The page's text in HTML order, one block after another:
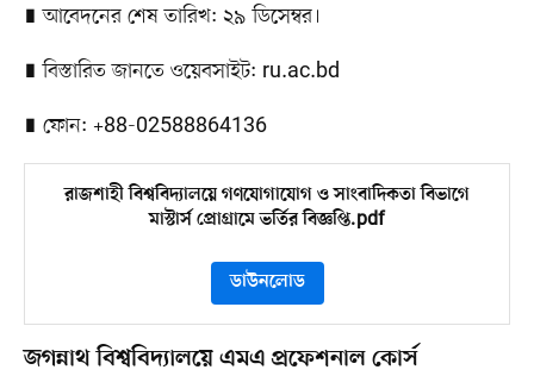
∎ আবেদনের শেষ তারিখ: ২৯ ডিসেম্বর।
∎ বিস্তারিত জানতে ওয়েবসাইট: ru.ac.bd
∎ ফোন: +88-02588864136
রাজশাহী বিশ্ববিদ্যালয়ে গণযোগাযোগ ও সাংবাদিকতা বিভাগে
মাস্টার্স প্রোগ্রামে ভর্তির বিজ্ঞপ্তি.pdf
ডাউনলোড
জগন্নাথ বিশ্ববিদ্যালয়ে এমএ প্রফেশনাল কোর্স